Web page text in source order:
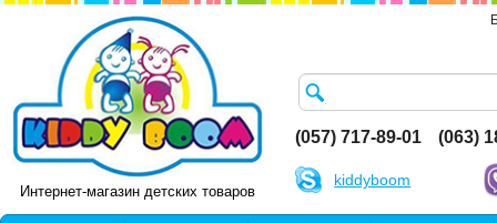
Интернет-магазин детских товаров
(057) 717-89-01 (063)
kiddyboom